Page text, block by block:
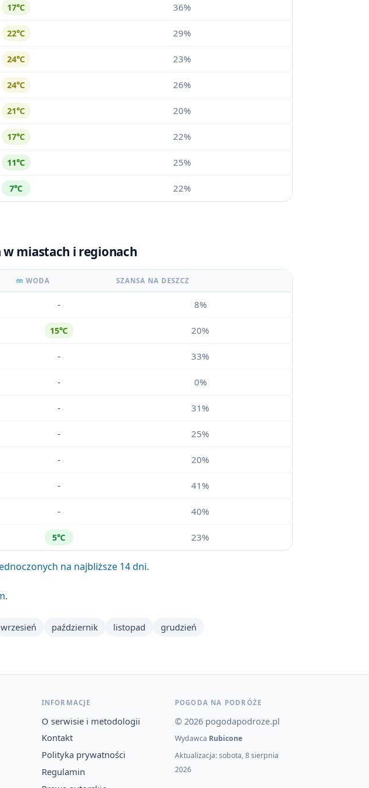
17℃ 36%
22℃ 29%
24℃ 23%
24℃ 26%
21℃ 20%
17℃ 22%
11℃ 25%
7℃ 22%
w miastach i regionach
WODA SZANSA NA DESZCZ
- 8%
15℃ 20%
- 33%
- 0%
- 31%
- 25%
- 20%
- 41%
- 40%
5℃ 23%
na najbliższe 14 dni.
.
wrzesień październik listopad grudzień
INFORMACJE
O serwisie i metodologii
Kontakt
Polityka prywatności
Regulamin
POGODA NA PODRÓŻE
© 2026 pogodapodroze.pl
Wydawca Rubicone
Aktualizacja: sobota, 8 sierpnia
2026